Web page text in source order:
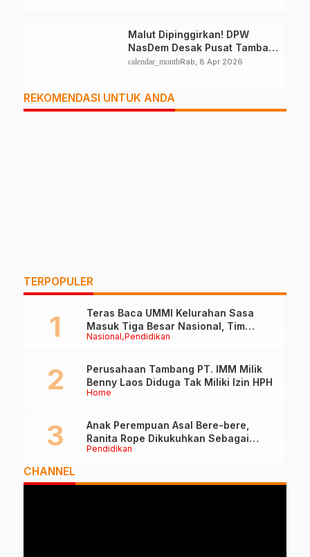
Malut Dipinggirkan! DPW
NasDem Desak Pusat Tambah
Kursi DPR RI, Jangan Tutup
calendar_monthRab, 8 Apr 2026
REKOMENDASI UNTUK ANDA
TERPOPULER
Nasional Pendidikan
Teras Baca UMMI Kelurahan Sasa
Masuk Tiga Besar Nasional, Tim
Penilai Lakukan Visitasi di Ternate
Home
Perusahaan Tambang PT. IMM Milik
Benny Laos Diduga Tak Miliki Izin HPH
Pendidikan
Anak Perempuan Asal Bere-bere,
Ranita Rope Dikukuhkan Sebagai
Guru Besar dan Rektor Ummu
CHANNEL